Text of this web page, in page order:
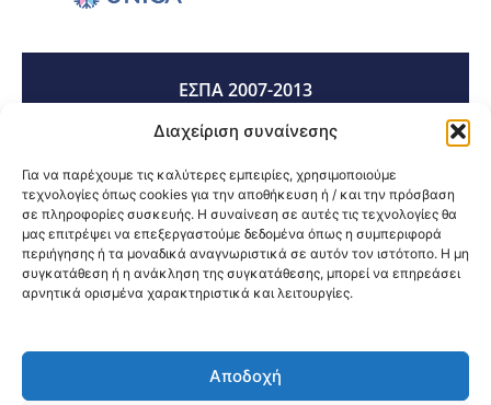
Διαχείριση συναίνεσης
Για να παρέχουμε τις καλύτερες εμπειρίες, χρησιμοποιούμε
τεχνολογίες όπως cookies για την αποθήκευση ή / και την πρόσβαση
σε πληροφορίες συσκευής. Η συναίνεση σε αυτές τις τεχνολογίες θα
μας επιτρέψει να επεξεργαστούμε δεδομένα όπως η συμπεριφορά
περιήγησης ή τα μοναδικά αναγνωριστικά σε αυτόν τον ιστότοπο. Η μη
συγκατάθεση ή η ανάκληση της συγκατάθεσης, μπορεί να επηρεάσει
αρνητικά ορισμένα χαρακτηριστικά και λειτουργίες.
Αποδοχή
ΕΣΠΑ 2007-2013
ΕΣΠΑ 2014-2020
ΕΣΠΑ 2021-2027
@2026 3ype.gr All rights reserved